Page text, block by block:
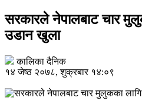
सरकारले नेपालबाट चार
उडान खुला
कालिका दैनिक
१४ जेष्ठ २०७८, शुक्रबार १४:०९